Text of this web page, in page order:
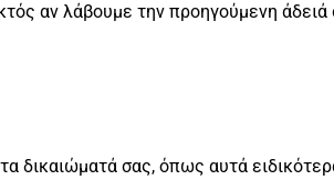
αν λάβουμε την προηγούμενη άδειά
σας, όπως αυτά